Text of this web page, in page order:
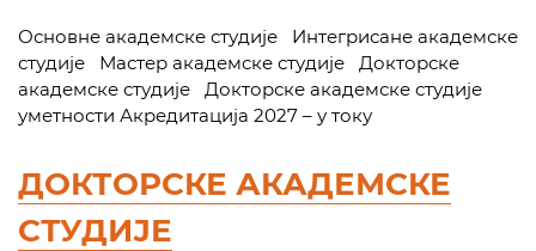
Основне академске студије Интегрисане академске
студије Мастер академске студије Докторске
академске студије Докторске академске студије
уметности Акредитација 2027 – у току
ДОКТОРСКЕ АКАДЕМСКЕ
СТУДИЈЕ